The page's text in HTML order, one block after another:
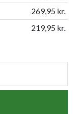
269,95 kr.
219,95 kr.